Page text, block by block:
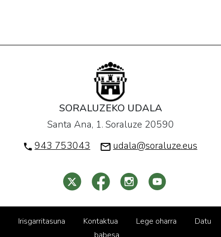
SORALUZEKO UDALA
Santa Ana, 1. Soraluze 20590
943 753043
udala@soraluze.eus
Irisgarritasuna Kontaktua Lege oharra
Datu